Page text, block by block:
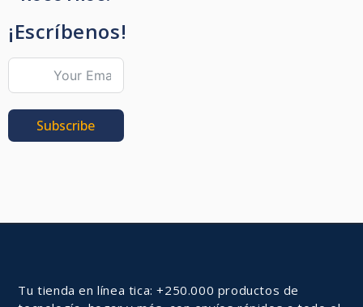
¡Escríbenos!
Subscribe
Tu tienda en línea tica: +250.000 productos de